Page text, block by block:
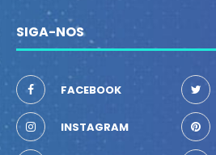
SIGA-NOS
FACEBOOK
INSTAGRAM